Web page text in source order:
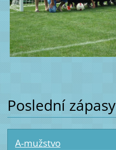
Poslední zápasy
A-mužstvo